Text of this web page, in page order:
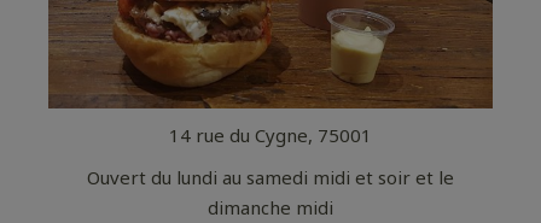
14 rue du Cygne, 75001
Ouvert du lundi au samedi midi et soir et le
dimanche midi